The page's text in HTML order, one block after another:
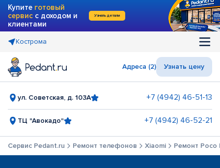
Купите готовый
сервис с доходом и
клиентами
Узнать детали
Кострома
Адреса (2) Узнать цену
ул. Советская, д. 103А +7 (4942) 46-51-13
ТЦ "Авокадо" +7 (4942) 46-52-21
Сервис Pedant.ru Ремонт телефонов Xiaomi Ремонт Poco